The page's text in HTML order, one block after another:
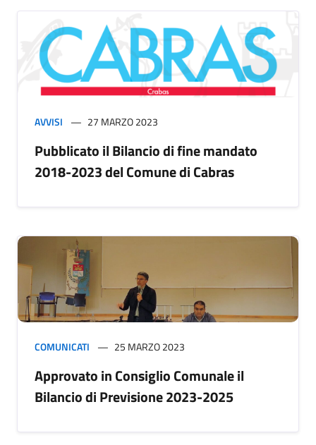
AVVISI 27 MARZO 2023
Pubblicato il Bilancio di fine mandato
2018-2023 del Comune di Cabras
COMUNICATI 25 MARZO 2023
Approvato in Consiglio Comunale il
Bilancio di Previsione 2023-2025